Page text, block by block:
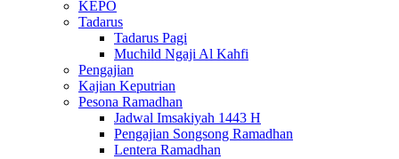
KEPO
Tadarus
Tadarus Pagi
Muchild Ngaji Al Kahfi
Pengajian
Kajian Keputrian
Pesona Ramadhan
Jadwal Imsakiyah 1443 H
Pengajian Songsong Ramadhan
Lentera Ramadhan